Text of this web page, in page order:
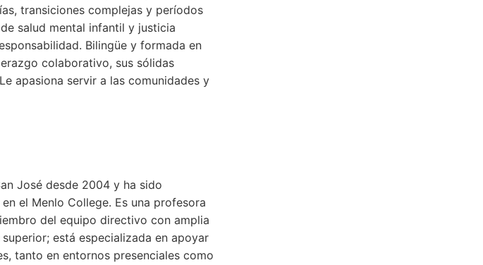
transiciones complejas y períodos
salud mental infantil y justicia
Bilingüe y formada en
colaborativo, sus sólidas
apasiona servir a las comunidades y
José desde 2004 y ha sido
el Menlo College. Es una profesora
del equipo directivo con amplia
está especializada en apoyar
tanto en entornos presenciales como